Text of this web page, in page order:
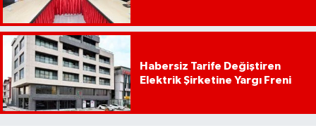
Habersiz Tarife Değiştiren
Elektrik Şirketine Yargı Freni